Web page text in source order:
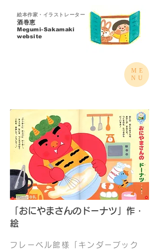
ME
NU
絵本作家・イラストレーター
酒巻恵
Megumi-Sakamaki​
website
「おにやまさんのドーナツ」作・
絵
フレーベル館様「キンダーブック